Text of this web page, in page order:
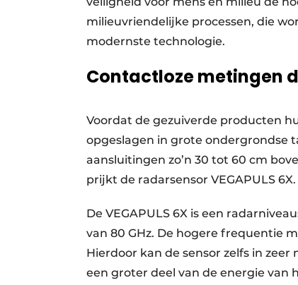
milieuvriendelijke processen, die
modernste technologie.
Contactloze metingen
Voordat de gezuiverde producten
opgeslagen in grote ondergrondse
aansluitingen zo’n 30 tot 60 cm
prijkt de radarsensor VEGAPULS 6X.
De VEGAPULS 6X is een
van 80 GHz. De hogere frequentie
Hierdoor kan de sensor zelfs in
een groter deel van de energie van